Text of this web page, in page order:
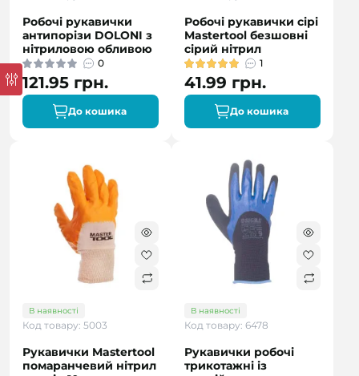
Робочі рукавички
антипорізи DOLONI з
нітриловою обливою
0
121.95 грн.
До кошика
Робочі рукавички сірі
Mastertool безшовні
сірий нітрил
1
41.99 грн.
До кошика
В наявності
Код товару: 5003
Рукавички Mastertool
помаранчевий нітрил
В наявності
Код товару: 6478
Рукавички робочі
трикотажні із